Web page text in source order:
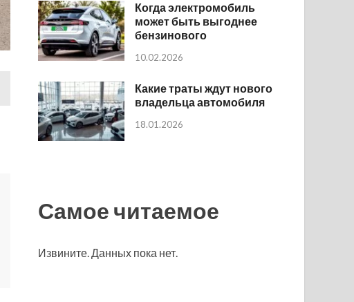
Когда электромобиль
может быть выгоднее
бензинового
10.02.2026
Какие траты ждут нового
владельца автомобиля
18.01.2026
Самое читаемое
Извините. Данных пока нет.